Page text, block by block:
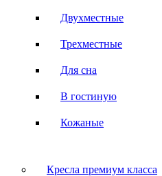
Двухместные
Трехместные
Для сна
В гостиную
Кожаные
Кресла премиум класса